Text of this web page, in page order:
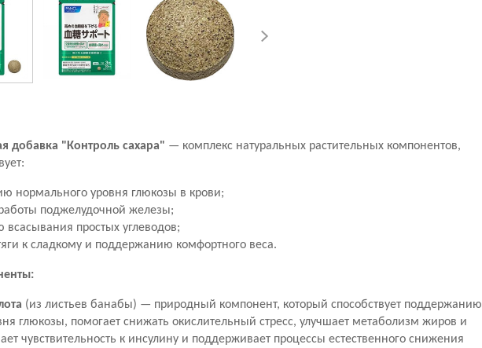
добавка "Контроль сахара" — комплекс натуральных растительных компонентов,
нормального уровня глюкозы в крови;
поджелудочной железы;
простых углеводов;
к сладкому и поддержанию комфортного веса.
(из листьев банабы) — природный компонент, который способствует поддержанию
глюкозы, помогает снижать окислительный стресс, улучшает метаболизм жиров и
чувствительность к инсулину и поддерживает процессы естественного снижения